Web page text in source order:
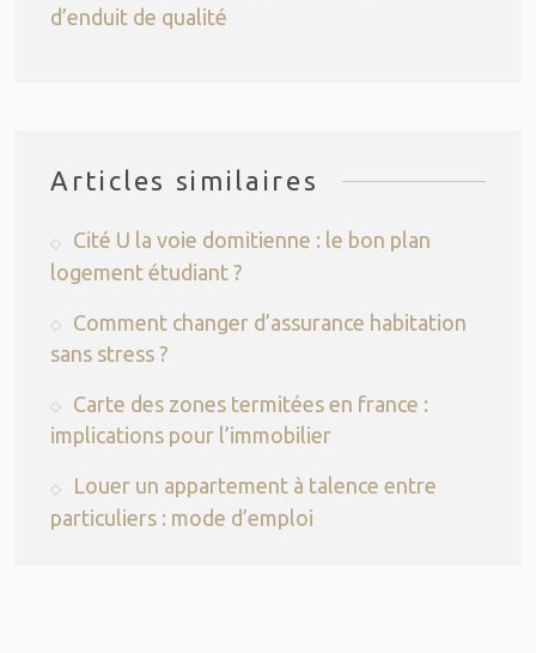
d’enduit de qualité
Articles similaires
Cité U la voie domitienne : le bon plan
logement étudiant ?
Comment changer d’assurance habitation
sans stress ?
Carte des zones termitées en france :
implications pour l’immobilier
Louer un appartement à talence entre
particuliers : mode d’emploi